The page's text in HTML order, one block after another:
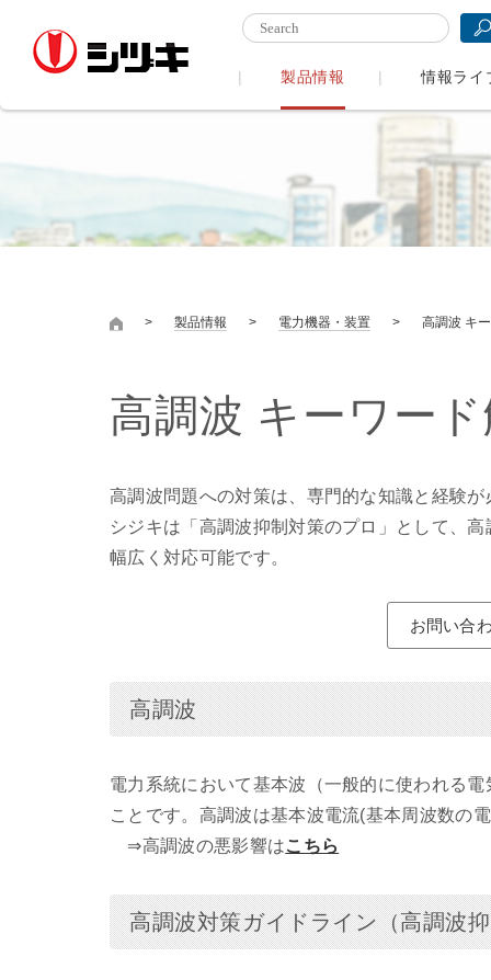
製品情報 情報ライ
製品情報 電力機器・装置 高調波 キ
高調波 キーワー
高調波問題への対策は、専門的な知識と経験が
シジキは「高調波抑制対策のプロ」として、
幅広く対応可能です。
お問い合
高調波
電力系統において基本波（一般的に使われる
ことです。高調波は基本波電流(基本周波数の
⇒高調波の悪影響はこちら
高調波対策ガイドライン（高調波